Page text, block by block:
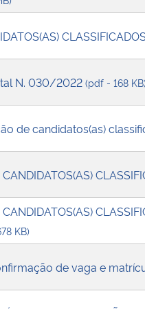
N. 030/2022 (pdf - 168 KB)
de candidatos(as)
KB)
de vaga e